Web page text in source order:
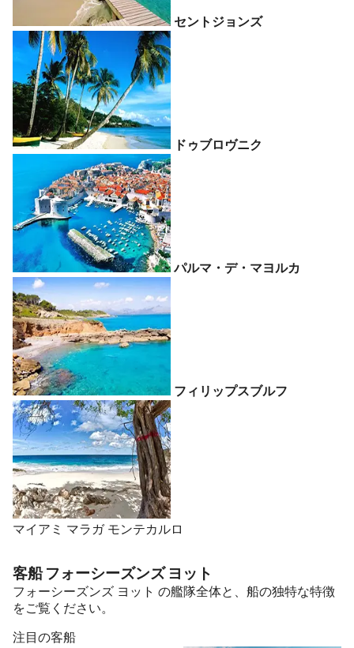
セントジョンズ
ドゥブロヴニク
パルマ・デ・マヨルカ
フィリップスブルフ
マイアミ マラガ モンテカルロ
客船 フォーシーズンズ ヨット
フォーシーズンズ ヨット の艦隊全体と、船の独特な特徴
をご覧ください。
注目の客船